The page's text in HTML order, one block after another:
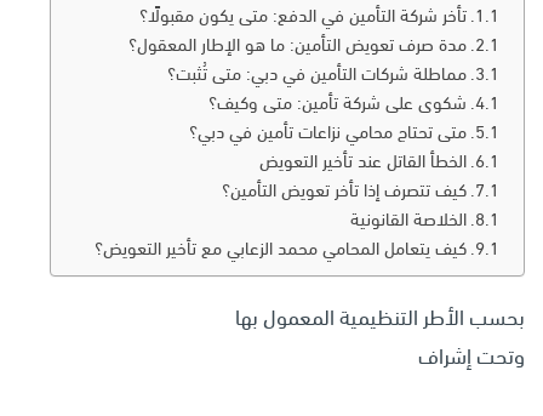
تأخر شركة التأمين في الدفع: متى يكون مقبولًا؟
مدة صرف تعويض التأمين: ما هو الإطار المعقول؟
مماطلة شركات التأمين في دبي: متى تُثبت؟
شكوى على شركة تأمين: متى وكيف؟
متى تحتاج محامي نزاعات تأمين في دبي؟
الخطأ القاتل عند تأخير التعويض
كيف تتصرف إذا تأخر تعويض التأمين؟
الخلاصة القانونية
كيف يتعامل المحامي محمد الزعابي مع تأخير التعويض؟
بحسب الأطر التنظيمية المعمول بها
وتحت إشراف